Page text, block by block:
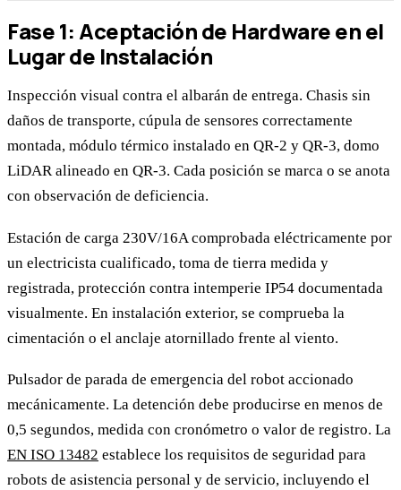
Fase 1: Aceptación de Hardware en el
Lugar de Instalación
Inspección visual contra el albarán de entrega. Chasis sin
daños de transporte, cúpula de sensores correctamente
montada, módulo térmico instalado en QR-2 y QR-3, domo
LiDAR alineado en QR-3. Cada posición se marca o se anota
con observación de deficiencia.
Estación de carga 230V/16A comprobada eléctricamente por
un electricista cualificado, toma de tierra medida y
registrada, protección contra intemperie IP54 documentada
visualmente. En instalación exterior, se comprueba la
cimentación o el anclaje atornillado frente al viento.
Pulsador de parada de emergencia del robot accionado
mecánicamente. La detención debe producirse en menos de
0,5 segundos, medida con cronómetro o valor de registro. La
EN ISO 13482 establece los requisitos de seguridad para
robots de asistencia personal y de servicio, incluyendo el